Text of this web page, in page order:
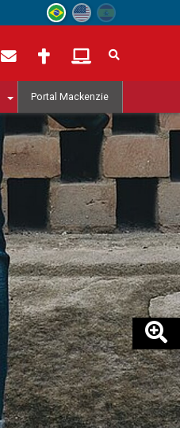
Portal Mackenzie